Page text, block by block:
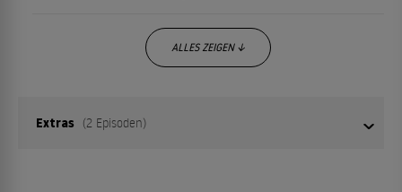
ALLES ZEIGEN ↓
Extras (2 Episoden)